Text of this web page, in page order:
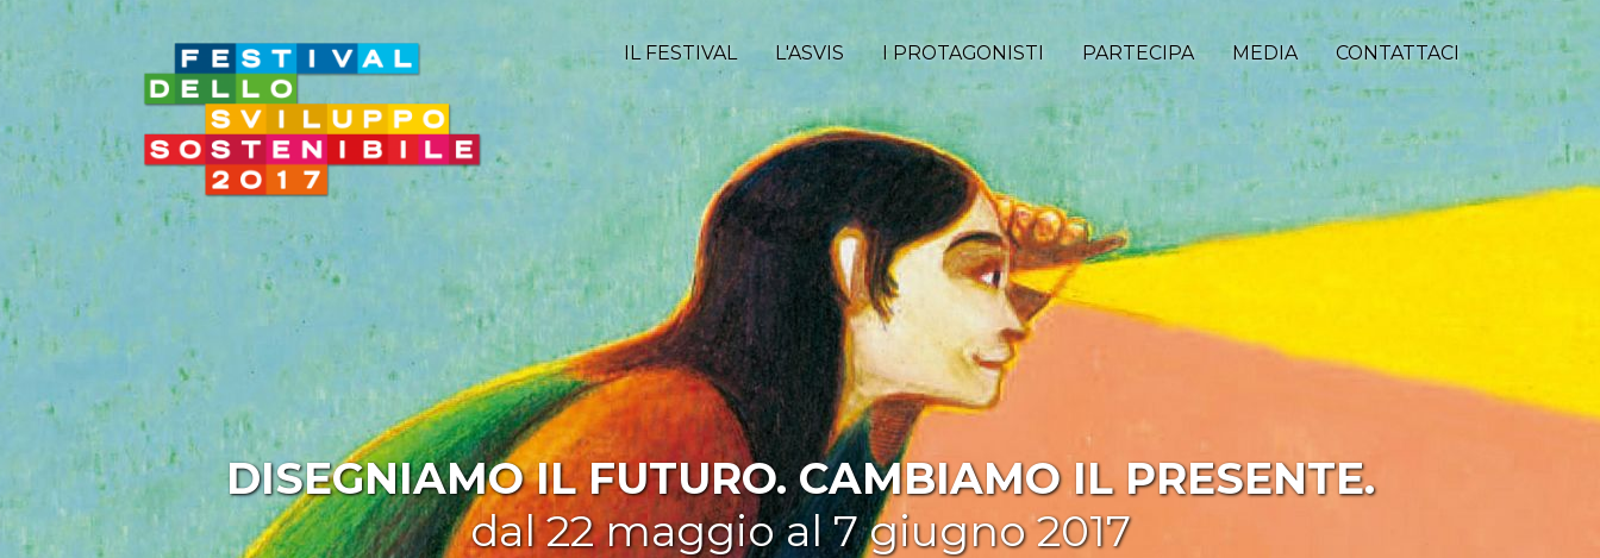
DISEGNIAMO IL FUTURO. CAMBIAMO IL PRESENTE.
dal 22 maggio al 7 giugno 2017
IL FESTIVAL L'ASVIS I PROTAGONISTI PARTECIPA MEDIA CONTATTACI